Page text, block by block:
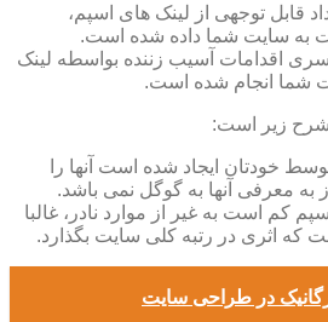
قابل توجهی از لینک های اسپم،
به سایت شما داده شده است.
اقدامات آسیب زننده بواسطه لینک
شما انجام شده است.
زیر است:
خودتان ایجاد شده است آنها را
به معرفی آنها به گوگل نمی باشد.
کم است به غیر از موارد نادر، غالبا
که اثری در رتبه کلی سایت بگذارد.
در طراحی سایت